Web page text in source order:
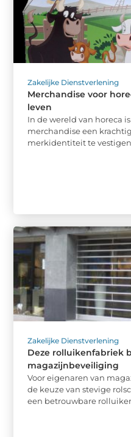
Zakelijke Dienstverlening
Merchandise voor
leven
In de wereld van horeca
merchandise een
merkidentiteit te
Zakelijke Dienstverlening
Deze rolluikenfabriek
magazijnbeveiliging
Voor eigenaren van
de keuze van stevige
een betrouwbare